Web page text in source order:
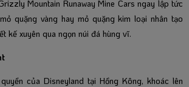
Mountain Runaway Mine Cars ngay lập tức
quặng vàng hay mỏ quặng kim loại nhân tạo
kế xuyên qua ngọn núi đá hùng vĩ.
của Disneyland tại Hồng Kông, khoác lên